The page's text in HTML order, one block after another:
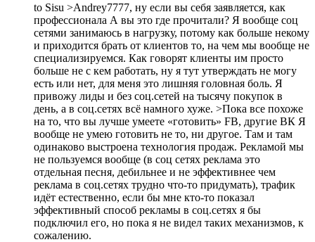
to Sisu >Andrey7777, ну если вы себя заявляется, как
профессионала А вы это где прочитали? Я вообще соц
сетями занимаюсь в нагрузку, потому как больше некому
и приходится брать от клиентов то, на чем мы вообще не
специализируемся. Как говорят клиенты им просто
больше не с кем работать, ну я тут утверждать не могу
есть или нет, для меня это лишняя головная боль. Я
привожу лиды и без соц.сетей на тысячу покупок в
день, а в соц.сетях всё намного хуже. >Пока все похоже
на то, что вы лучше умеете «готовить» FB, другие ВК Я
вообще не умею готовить не то, ни другое. Там и там
одинаково выстроена технология продаж. Рекламой мы
не пользуемся вообще (в соц сетях реклама это
отдельная песня, дебильнее и не эффективнее чем
реклама в соц.сетях трудно что-то придумать), трафик
идёт естественно, если бы мне кто-то показал
эффективный способ рекламы в соц.сетях я бы
подключил его, но пока я не видел таких механизмов, к
сожалению.